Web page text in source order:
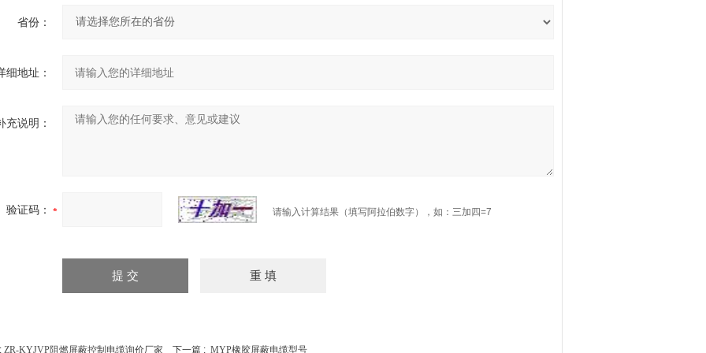
省份：
细地址：
充说明：
验证码： 请输入计算结果（填写阿拉伯数字），如：三加四=7
ZR-KYJVP阻燃屏蔽控制电缆询价厂家 下一篇 : MYP橡胶屏蔽电缆型号